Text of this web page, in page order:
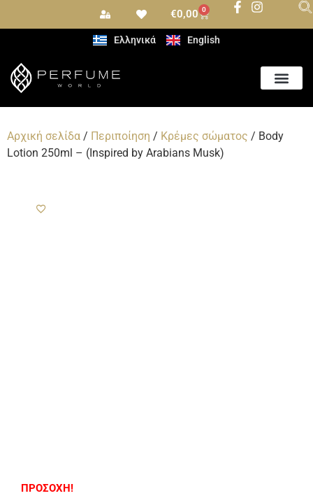
€0,00 0
Ελληνικά English
Αρχική σελίδα / Περιποίηση / Κρέμες σώματος / Body
Lotion 250ml – (Inspired by Arabians Musk)
ΠΡΟΣΟΧΗ!